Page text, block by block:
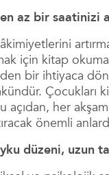
az bir saatinizi
için kitap
bir ihtiyaca
Çocukları
açıdan, her
önemli
düzeni, uzun